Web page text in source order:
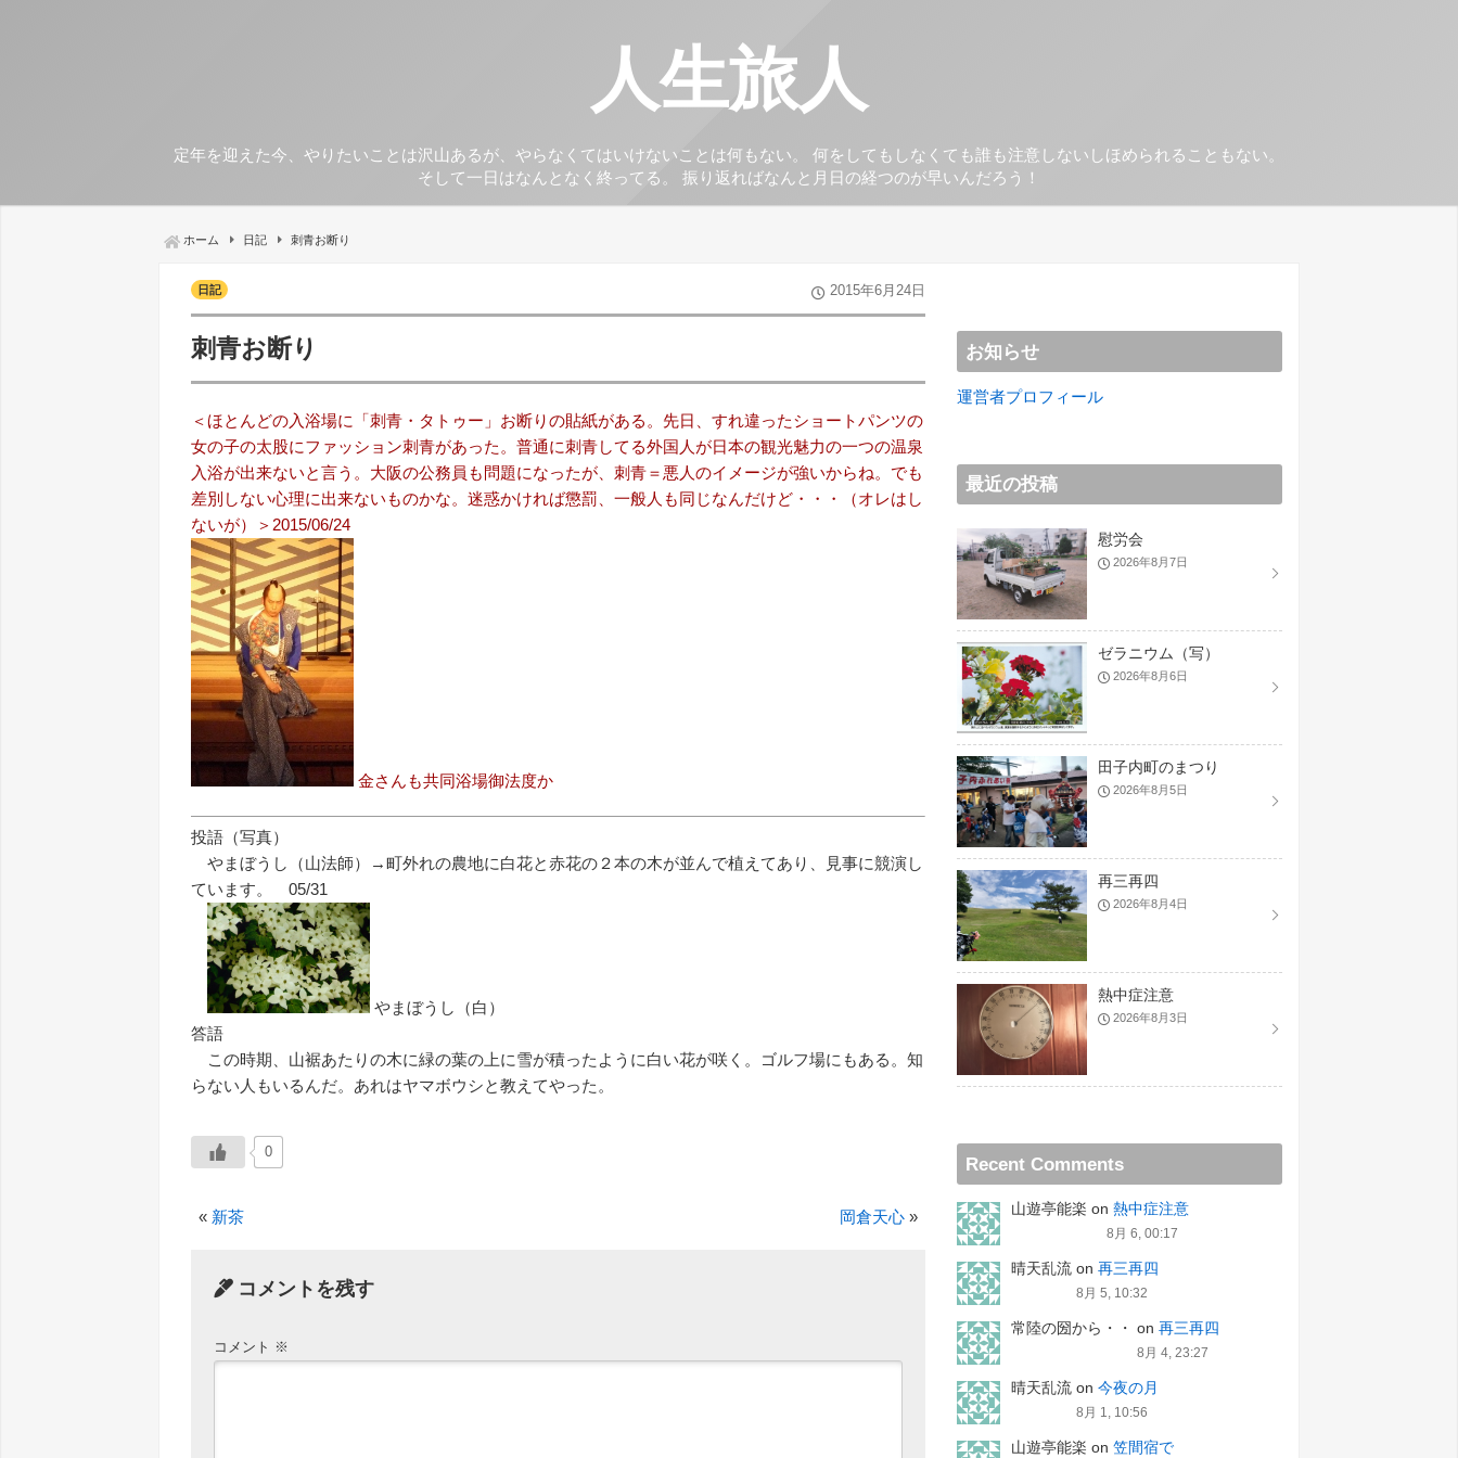
人生旅人
定年を迎えた今、やりたいことは沢山あるが、やらなくてはいけないことは何もない。 何をしてもしなくても誰も注意しないしほめられることもない。
そして一日はなんとなく終ってる。 振り返ればなんと月日の経つのが早いんだろう！
ホーム 日記 刺青お断り
日記 2015年6月24日
刺青お断り
＜ほとんどの入浴場に「刺青・タトゥー」お断りの貼紙がある。先日、すれ違ったショートパンツの
女の子の太股にファッション刺青があった。普通に刺青してる外国人が日本の観光魅力の一つの温泉
入浴が出来ないと言う。大阪の公務員も問題になったが、刺青＝悪人のイメージが強いからね。でも
差別しない心理に出来ないものかな。迷惑かければ懲罰、一般人も同じなんだけど・・・（オレはし
ないが）＞2015/06/24
金さんも共同浴場御法度か
投語（写真）
やまぼうし（山法師）→町外れの農地に白花と赤花の２本の木が並んで植えてあり、見事に競演し
ています。 05/31
やまぼうし（白）
答語
この時期、山裾あたりの木に緑の葉の上に雪が積ったように白い花が咲く。ゴルフ場にもある。知
らない人もいるんだ。あれはヤマボウシと教えてやった。
0
« 新茶 岡倉天心»
コメントを残す
コメント ※
お知らせ
運営者プロフィール
最近の投稿
慰労会
2026年8月7日
ゼラニウム（写）
2026年8月6日
田子内町のまつり
2026年8月5日
再三再四
2026年8月4日
熱中症注意
2026年8月3日
Recent Comments
山遊亭能楽 on 熱中症注意
8月 6, 00:17
晴天乱流 on 再三再四
8月 5, 10:32
常陸の圀から・・ on 再三再四
8月 4, 23:27
晴天乱流 on 今夜の月
8月 1, 10:56
山遊亭能楽 on 笠間宿で